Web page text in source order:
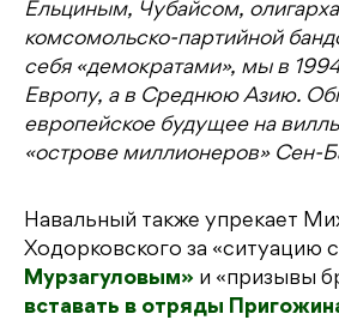
Ельциным, Чубайсом,
комсомольско-партийной
себя «демократами», мы в
Европу, а в Среднюю Азию.
европейское будущее на
«острове миллионеров» Сен-
Навальный также упрекает
Ходорковского за «ситуацию с
Мурзагуловым» и «призывы
вставать в отряды